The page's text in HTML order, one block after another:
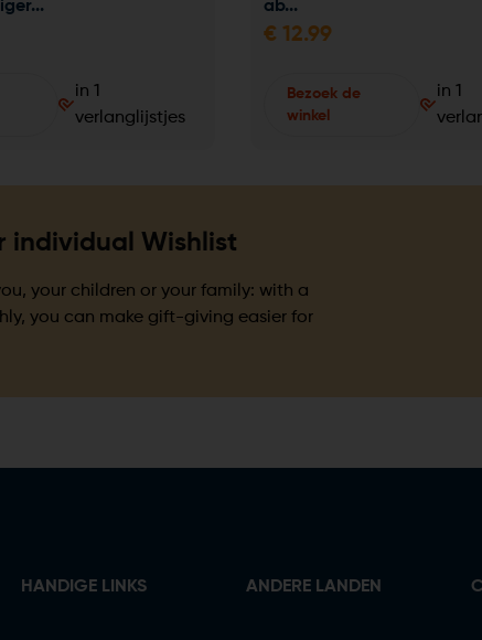
individual Wishlist
your children or your family: with a
you can make gift-giving easier for
in 1
verlanglijstjes
ab...
€ 12.99
Bezoek de
winkel
in 1
HANDIGE LINKS ANDERE LANDEN